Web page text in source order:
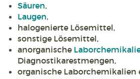
Säuren,
Laugen,
halogenierte Lösemittel,
sonstige Lösemittel,
anorganische
Diagnostikarestmengen,
organische Laborchemikalien